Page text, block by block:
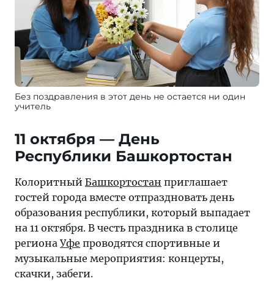
Без поздравления в этот день не остается ни один
учитель
11 октября — День
Республики Башкортостан
Колоритный Башкортостан приглашает
гостей города вместе отпраздновать день
образования республики, который выпадает
на 11 октября. В честь праздника в столице
региона Уфе проводятся спортивные и
музыкальные мероприятия: концерты,
скачки, забеги.